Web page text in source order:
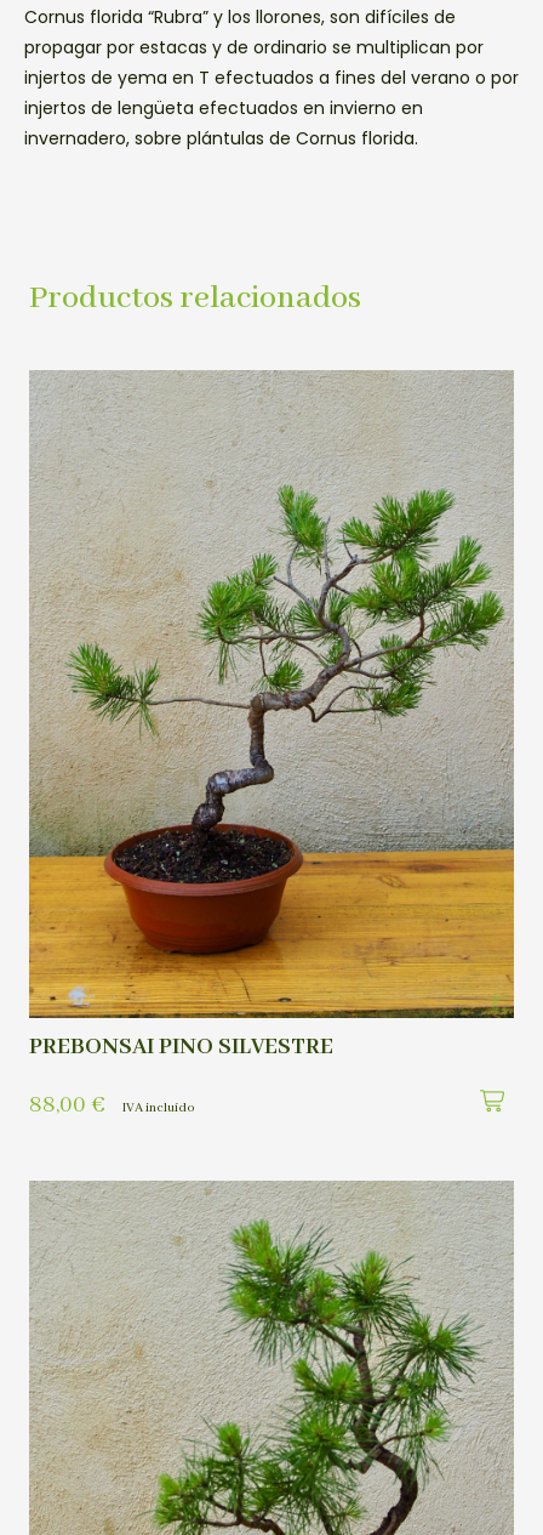
Cornus florida “Rubra” y los llorones, son difíciles de
propagar por estacas y de ordinario se multiplican por
injertos de yema en T efectuados a fines del verano o por
injertos de lengüeta efectuados en invierno en
invernadero, sobre plántulas de Cornus florida.
Productos relacionados
PREBONSAI PINO SILVESTRE
88,00 € IVA incluído